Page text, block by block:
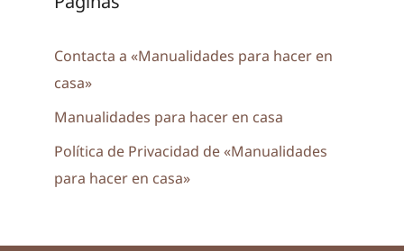
Contacta a «Manualidades para hacer en
casa»
Manualidades para hacer en casa
Política de Privacidad de «Manualidades
para hacer en casa»